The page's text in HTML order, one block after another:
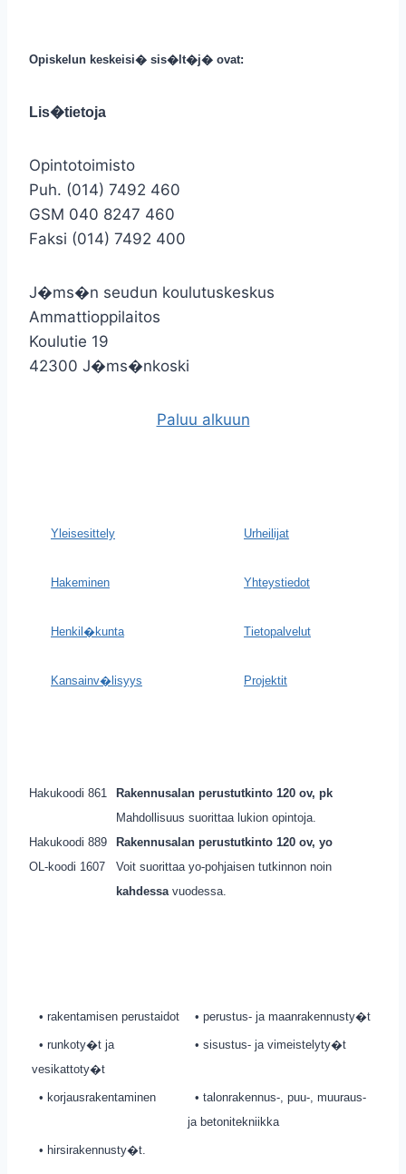
Opiskelun keskeisi� sis�lt�j� ovat:
Lis�tietoja
Opintotoimisto
Puh. (014) 7492 460
GSM 040 8247 460
Faksi (014) 7492 400
J�ms�n seudun koulutuskeskus
Ammattioppilaitos
Koulutie 19
42300 J�ms�nkoski
Paluu alkuun
Yleisesittely Urheilijat
Hakeminen Yhteystiedot
Henkil�kunta Tietopalvelut
Kansainv�lisyys Projektit
Hakukoodi 861
Rakennusalan perustutkinto 120 ov, pk
Mahdollisuus suorittaa lukion opintoja.
Hakukoodi 889
Rakennusalan perustutkinto 120 ov, yo
OL-koodi 1607
Voit suorittaa yo-pohjaisen tutkinnon noin
kahdessavuodessa.
• rakentamisen perustaidot • perustus- ja maanrakennusty�t
• runkoty�t ja
vesikattoty�t
• sisustus- ja vimeistelyty�t
• korjausrakentaminen
• talonrakennus-, puu-, muuraus-
ja betonitekniikka
• hirsirakennusty�t.